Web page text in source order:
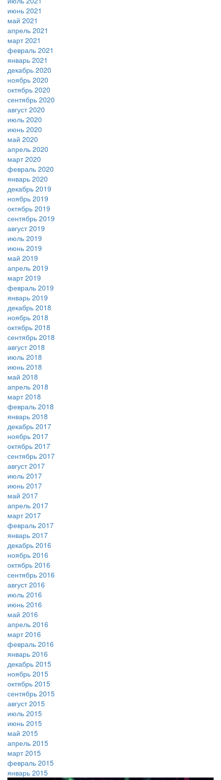
июнь 2021
май 2021
апрель 2021
март 2021
февраль 2021
январь 2021
декабрь 2020
ноябрь 2020
октябрь 2020
сентябрь 2020
август 2020
июль 2020
июнь 2020
май 2020
апрель 2020
март 2020
февраль 2020
январь 2020
декабрь 2019
ноябрь 2019
октябрь 2019
сентябрь 2019
август 2019
июль 2019
июнь 2019
май 2019
апрель 2019
март 2019
февраль 2019
январь 2019
декабрь 2018
ноябрь 2018
октябрь 2018
сентябрь 2018
август 2018
июль 2018
июнь 2018
май 2018
апрель 2018
март 2018
февраль 2018
январь 2018
декабрь 2017
ноябрь 2017
октябрь 2017
сентябрь 2017
август 2017
июль 2017
июнь 2017
май 2017
апрель 2017
март 2017
февраль 2017
январь 2017
декабрь 2016
ноябрь 2016
октябрь 2016
сентябрь 2016
август 2016
июль 2016
июнь 2016
май 2016
апрель 2016
март 2016
февраль 2016
январь 2016
декабрь 2015
ноябрь 2015
октябрь 2015
сентябрь 2015
август 2015
июль 2015
июнь 2015
май 2015
апрель 2015
март 2015
февраль 2015
январь 2015